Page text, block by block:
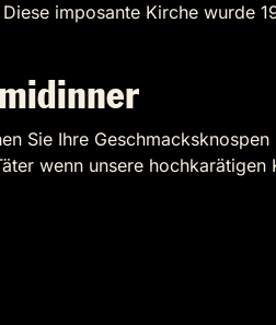
imposante Kirche wurde
Sie Ihre
wenn unsere hochkarätigen